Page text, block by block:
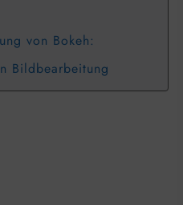
von Bokeh:
Bildbearbeitung